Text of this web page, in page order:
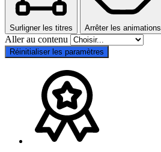
Surligner les titres Arrêter les animations
Aller au contenu
Réinitialiser les paramètres